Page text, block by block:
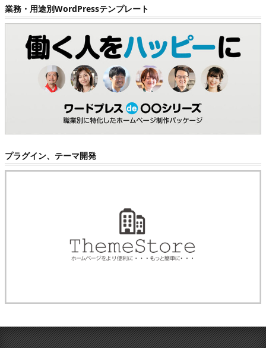
業務・用途別WordPressテンプレート
プラグイン、テーマ開発